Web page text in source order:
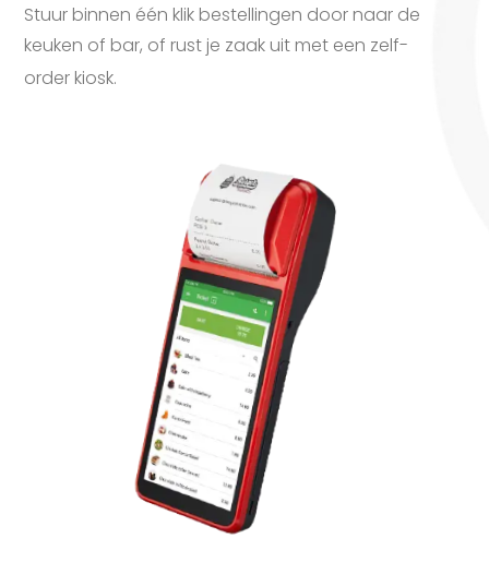
Stuur binnen één klik bestellingen door naar de
keuken of bar, of rust je zaak uit met een zelf-
order kiosk.